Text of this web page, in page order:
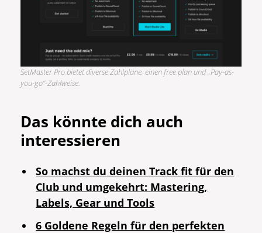
SetMaster Pro bietet diverse Zahlpläne, einen free plan und „Pay-as-
you-go“-Zahlweise.
Das könnte dich auch
interessieren
So machst du deinen Track fit für den
Club und umgekehrt: Mastering,
Labels, Gear und Tools
6 Goldene Regeln für den perfekten